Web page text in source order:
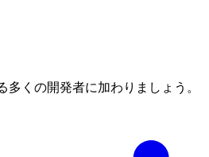
くの開発者に加わりましょう。